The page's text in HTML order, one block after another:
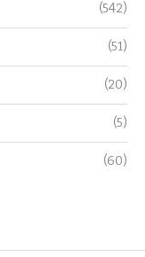
(542)
(51)
(20)
(5)
(60)